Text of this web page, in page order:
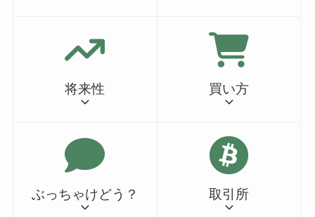
将来性 買い方
ぶっちゃけどう？ 取引所